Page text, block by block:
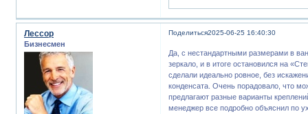
Поделиться2025-06-25 16:40:30
Лессор
Бизнесмен
Да, с нестандартными размерами в
зеркало, и в итоге остановился на
сделали идеально ровное, без
конденсата. Очень порадовало, что
предлагают разные варианты
менеджер все подробно объяснил по